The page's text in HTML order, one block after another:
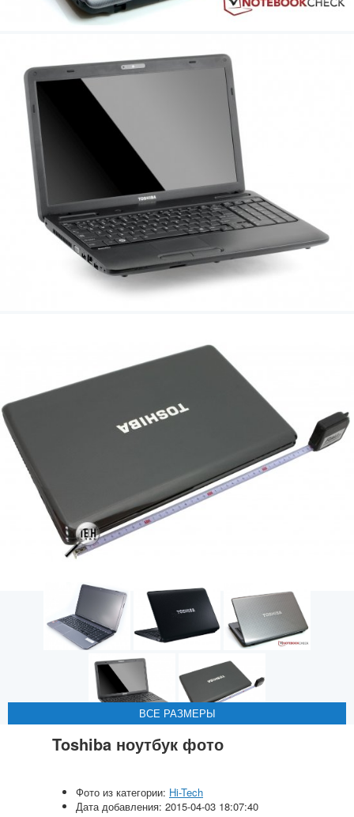
ВСЕ РАЗМЕРЫ
ВСЕ РАЗМЕРЫ
ВСЕ РАЗМЕРЫ
ВСЕ РАЗМЕРЫ
ВСЕ РАЗМЕРЫ
Toshiba ноутбук фото
Фото из категории: Hi-Tech
Дата добавления: 2015-04-03 18:07:40